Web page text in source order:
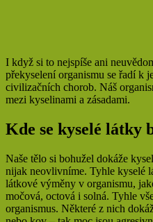
I když si to nejspíše ani
překyselení organismu se řadí k
civilizačních chorob. Náš
mezi kyselinami a zásadami.
Kde se kyselé látky
Naše tělo si bohužel dokáže
nijak neovlivníme. Tyhle kyselé
látkové výměny v organismu,
močová, octová i solná. Tyhle
organismus. Některé z nich